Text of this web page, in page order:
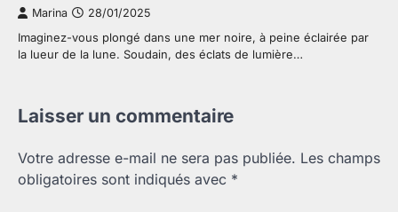
Marina 28/01/2025
Imaginez-vous plongé dans une mer noire, à peine éclairée par
la lueur de la lune. Soudain, des éclats de lumière…
Laisser un commentaire
Votre adresse e-mail ne sera pas publiée. Les champs
obligatoires sont indiqués avec *